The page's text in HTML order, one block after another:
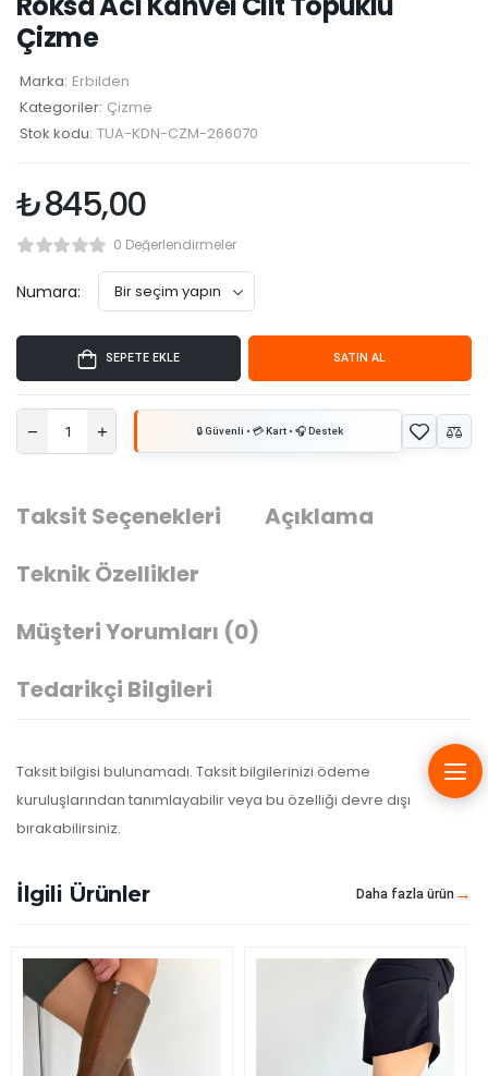
Çizme
Marka: Erbilden
Kategoriler: Çizme
Stok kodu: TUA-KDN-CZM-266070
₺845,00
0 Değerlendirmeler
Numara:
SEPETE EKLE SATIN AL
Taksit Seçenekleri
Açıklama
Teknik Özellikler
Müşteri Yorumları (0)
Tedarikçi Bilgileri
Taksit bilgisi bulunamadı. Taksit bilgilerinizi ödeme
kuruluşlarından tanımlayabilir veya bu özelliği devre dışı
bırakabilirsiniz.
İlgili Ürünler Daha fazla ürün